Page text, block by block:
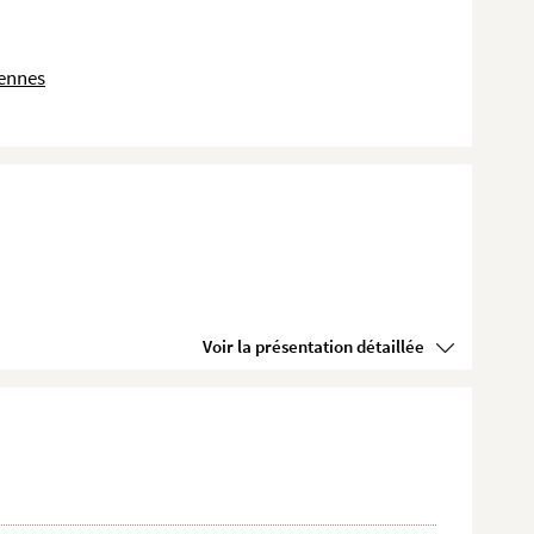
Voir la présentation détaillée